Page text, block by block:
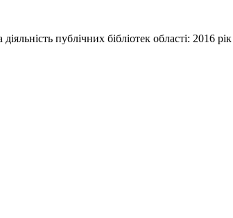
публічних бібліотек області: 2016 рік